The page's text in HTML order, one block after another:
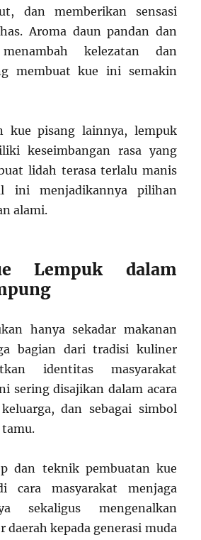
dan memberikan sensasi
Aroma daun pandan dan
kelezatan dan
membuat kue ini semakin
kue pisang lainnya, lempuk
keseimbangan rasa yang
lidah terasa terlalu manis
ini menjadikannya pilihan
alami.
Lempuk dalam
hanya sekadar makanan
bagian dari tradisi kuliner
identitas masyarakat
sering disajikan dalam acara
dan sebagai simbol
dan teknik pembuatan kue
cara masyarakat menjaga
sekaligus mengenalkan
daerah kepada generasi muda